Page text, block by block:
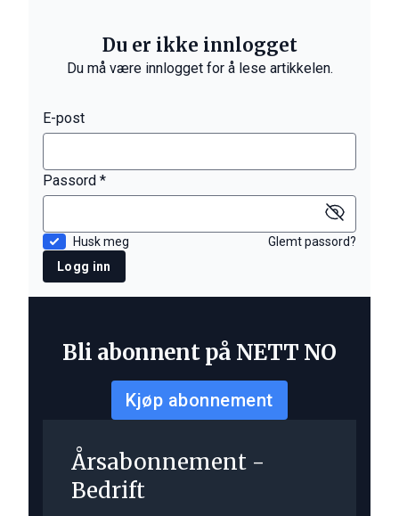
Du er ikke innlogget
Du må være innlogget for å lese artikkelen.
E-post
Passord *
Husk meg
Glemt passord?
Logg inn
Bli abonnent på NETT NO
Kjøp abonnement
Årsabonnement -
Bedrift